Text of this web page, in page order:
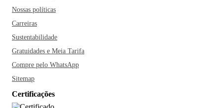
Nossas políticas
Carreiras
Sustentabilidade
Gratuidades e Meia Tarifa
Compre pelo WhatsApp
Sitemap
Certificações